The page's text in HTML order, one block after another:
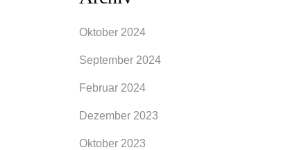
Oktober 2024
September 2024
Februar 2024
Dezember 2023
Oktober 2023